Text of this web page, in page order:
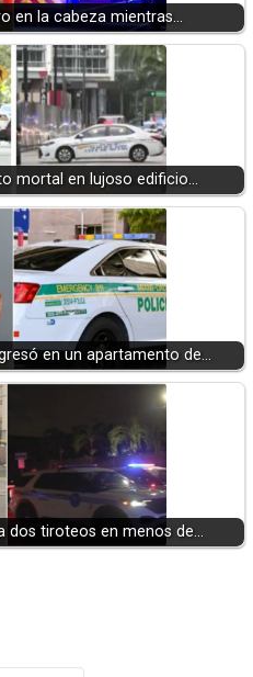
en la cabeza mientras…
mortal en lujoso edificio…
en un apartamento de…
dos tiroteos en menos de…